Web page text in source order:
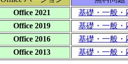
Office 2021
基礎・一般・
Office 2019
基礎・一般・
Office 2016
基礎・一般・
Office 2013
基礎・一般・